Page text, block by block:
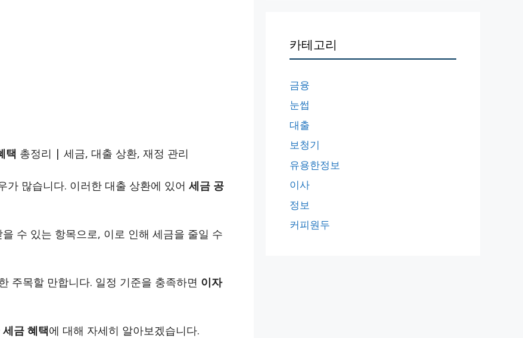
택 총정리 | 세금, 대출 상환, 재정 관리
가 많습니다. 이러한 대출 상환에 있어 세금 공
을 수 있는 항목으로, 이로 인해 세금을 줄일 수
주목할 만합니다. 일정 기준을 충족하면 이자
세금 혜택에 대해 자세히 알아보겠습니다.
카테고리
금융
눈썹
대출
보청기
유용한정보
이사
정보
커피원두